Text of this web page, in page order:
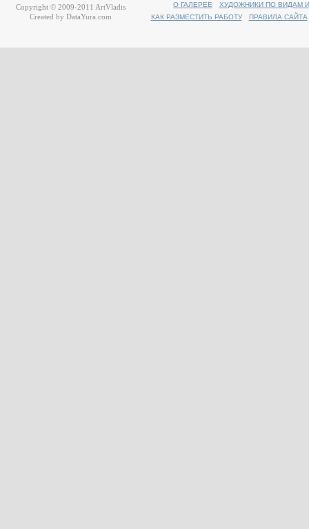
О ГАЛЕРЕЕ
ХУДОЖНИКИ ПО ВИДАМ
КАК РАЗМЕСТИТЬ РАБОТУ
ПРАВИЛА САЙТА
Copyright © 2009-2011 ArtVladis
Created by DataYura.com